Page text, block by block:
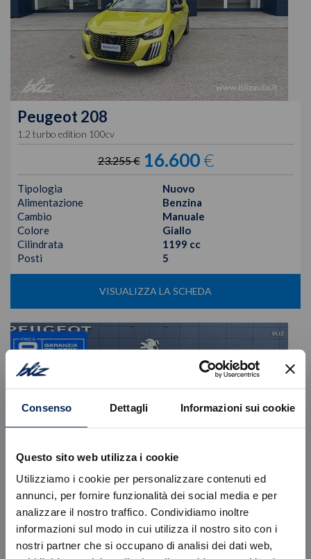
Consenso Dettagli Informazioni sui cookie
Questo sito web utilizza i cookie
Utilizziamo i cookie per personalizzare contenuti ed
annunci, per fornire funzionalità dei social media e per
analizzare il nostro traffico. Condividiamo inoltre
informazioni sul modo in cui utilizza il nostro sito con i
nostri partner che si occupano di analisi dei dati web,
Peugeot 208
1.2 turbo edition 100cv
23.255 € 16.600€
Tipologia
Nuovo
Alimentazione
Benzina
Cambio
Manuale
Colore
Giallo
Cilindrata
1199 cc
Posti
5
VISUALIZZA LA SCHEDA
Peugeot208